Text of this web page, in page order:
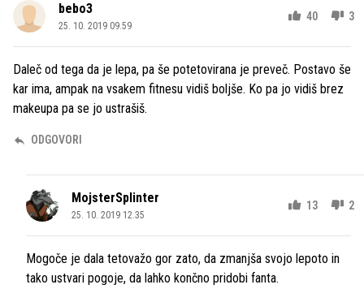
bebo3
25. 10. 2019 09.59
40 3
Daleč od tega da je lepa, pa še potetovirana je preveč. Postavo še
kar ima, ampak na vsakem fitnesu vidiš boljše. Ko pa jo vidiš brez
makeupa pa se jo ustrašiš.
ODGOVORI
MojsterSplinter
25. 10. 2019 12.35
13 2
Mogoče je dala tetovažo gor zato, da zmanjša svojo lepoto in
tako ustvari pogoje, da lahko končno pridobi fanta.